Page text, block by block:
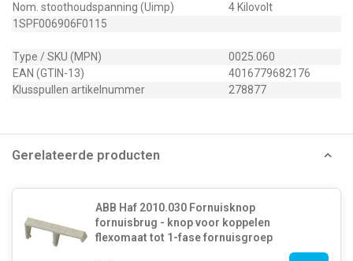
Nom. stoothoudspanning (Uimp)
4 Kilovolt
1SPF006906F0115
Type / SKU (MPN)
0025.060
EAN (GTIN-13)
4016779682176
Klusspullen artikelnummer
278877
Gerelateerde producten
ABB Haf 2010.030 Fornuisknop
fornuisbrug - knop voor koppelen
flexomaat tot 1-fase fornuisgroep